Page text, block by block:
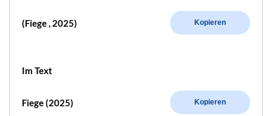
(Fiege , 2025) Kopieren
Im Text
Fiege (2025) Kopieren